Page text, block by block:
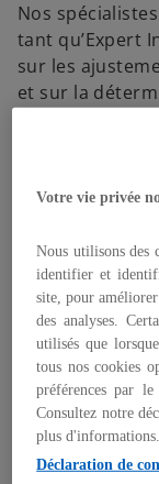
Nos
tant qu’Expert
sur les
et sur la
(ajustement
Forts de ces
Services, pour
contrats
des agrégats
les comptes).
Nos équipes
qu’expert
impliquant la
Votre vie privée
Nous utilisons des
identifier et
site, pour
des analyses.
utilisés que
tous nos cookies
préférences par
Consultez notre
plus d'informations.
Déclaration de